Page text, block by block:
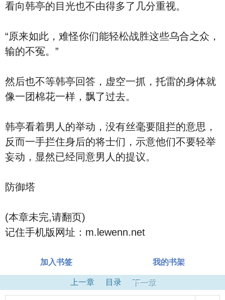
看向韩亭的目光也不由得多了几分重视。
“原来如此，难怪你们能轻松战胜这些乌合之众，
输的不冤。”
然后也不等韩亭回答，虚空一抓，托雷的身体就
像一团棉花一样，飘了过去。
韩亭看着男人的举动，没有丝毫要阻拦的意思，
反而一手拦住身后的将士们，示意他们不要轻举
妄动，显然已经同意男人的提议。
防御塔
(本章未完,请翻页)
记住手机版网址：m.lewenn.net
加入书签 我的书架
上一章 目录 下一章